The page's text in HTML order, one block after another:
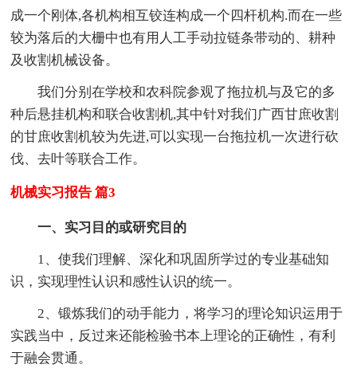
成一个刚体,各机构相互铰连构成一个四杆机构.而在一些
较为落后的大栅中也有用人工手动拉链条带动的、耕种
及收割机械设备。
我们分别在学校和农科院参观了拖拉机与及它的多
种后悬挂机构和联合收割机,其中针对我们广西甘庶收割
的甘庶收割机较为先进,可以实现一台拖拉机一次进行砍
伐、去叶等联合工作。
机械实习报告 篇3
一、实习目的或研究目的
1、使我们理解、深化和巩固所学过的专业基础知
识，实现理性认识和感性认识的统一。
2、锻炼我们的动手能力，将学习的理论知识运用于
实践当中，反过来还能检验书本上理论的正确性，有利
于融会贯通。